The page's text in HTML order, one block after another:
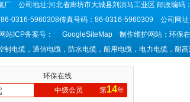
厂 公司地址:河北省廊坊市大城县刘演马工业区 邮政编
0316-5960308传真号码：86-0316-5960309 公司网址
ICP备案号：
GoogleSiteMap 制作维护网站：环保
电缆，通信电缆，防水电缆，船用电缆，电力电缆，耐
环保在线
中级会员
第14年